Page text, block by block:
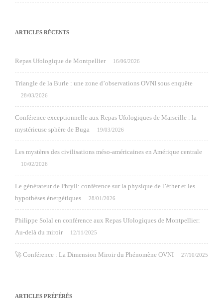
ARTICLES RÉCENTS
Repas Ufologique de Montpellier 16/06/2026
Triangle de la Burle : une zone d’observations OVNI sous enquête
28/03/2026
Conférence exceptionnelle aux Repas Ufologiques de Marseille : la
mystérieuse sphère de Buga
19/03/2026
Les mystères des civilisations méso-américaines en Amérique centrale
10/02/2026
Le générateur de Phryll: conférence sur la physique de l’éther et les
hypothèses énergétiques
28/01/2026
Philippe Solal en conférence aux Repas Ufologiques de Montpellier:
Au-delà du miroir
12/11/2025
🚀 Conférence : La Dimension Miroir du Phénomène OVNI 27/10/2025
ARTICLES PRÉFÉRÉS